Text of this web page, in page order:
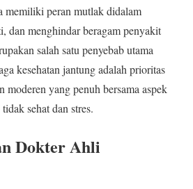
memiliki peran mutlak didalam
dan menghindar beragam penyakit
salah satu penyebab utama
kesehatan jantung adalah prioritas
moderen yang penuh bersama aspek
sehat dan stres.
Dokter Ahli